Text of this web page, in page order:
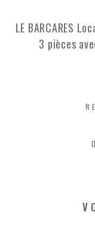
LE BARCARES
3 pièces